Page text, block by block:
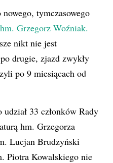
tymczasowego
Grzegorz Woźniak.
nikt nie jest
drugie, zjazd zwykły
po 9 miesiącach od
33 członków Rady
hm. Grzegorza
Lucjan Brudzyński
Piotra Kowalskiego nie